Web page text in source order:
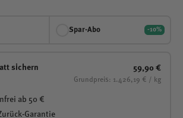
Spar-Abo -10%
sichern 59,90 €
Grundpreis: 1.426,19 € / kg
ab 50 €
Garantie